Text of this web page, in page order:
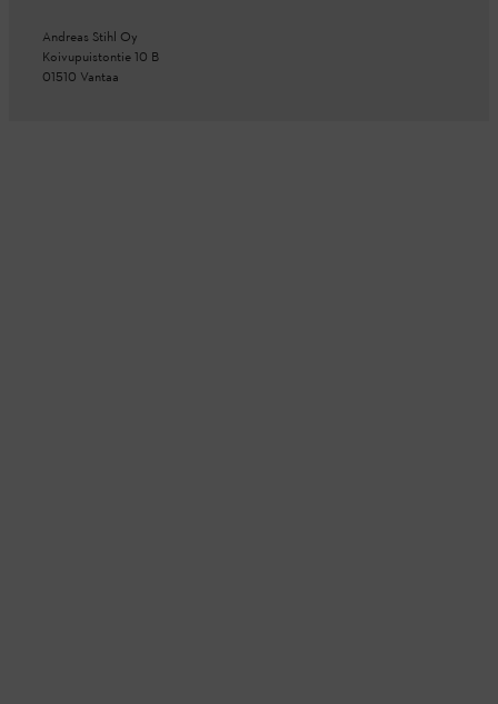
Andreas Stihl Oy
Koivupuistontie 10 B
01510 Vantaa